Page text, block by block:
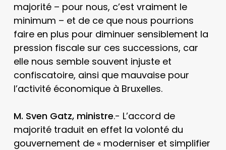
majorité – pour nous, c’est vraiment le
minimum – et de ce que nous pourrions
faire en plus pour diminuer sensiblement la
pression fiscale sur ces successions, car
elle nous semble souvent injuste et
confiscatoire, ainsi que mauvaise pour
l’activité économique à Bruxelles.
M. Sven Gatz, ministre.- L’accord de
majorité traduit en effet la volonté du
gouvernement de « moderniser et simplifier